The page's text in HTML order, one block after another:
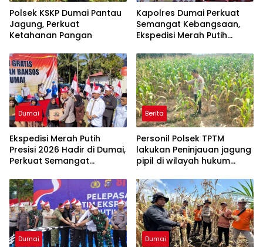
Polsek KSKP Dumai Pantau
Jagung, Perkuat
Ketahanan Pangan
Kapolres Dumai Perkuat
Semangat Kebangsaan,
Ekspedisi Merah Putih
Nyata untuk Rakyat
Dumai
Ekspedisi Merah Putih
Presisi 2026 Hadir di Dumai,
Perkuat Semangat
Kepedulian Sosial
Berita
Personil Polsek TPTM
lakukan Peninjauan jagung
pipil di wilayah hukum
Dumai Dumai